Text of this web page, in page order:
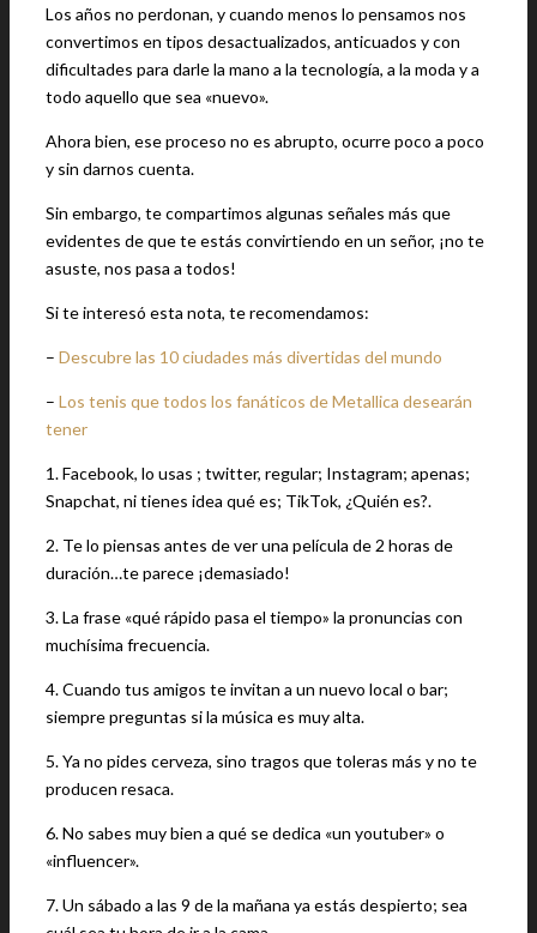
Los años no perdonan, y cuando menos lo pensamos nos
convertimos en tipos desactualizados, anticuados y con
dificultades para darle la mano a la tecnología, a la moda y a
todo aquello que sea «nuevo».
Ahora bien, ese proceso no es abrupto, ocurre poco a poco
y sin darnos cuenta.
Sin embargo, te compartimos algunas señales más que
evidentes de que te estás convirtiendo en un señor, ¡no te
asuste, nos pasa a todos!
Si te interesó esta nota, te recomendamos:
– Descubre las 10 ciudades más divertidas del mundo
– Los tenis que todos los fanáticos de Metallica desearán
tener
1. Facebook, lo usas ; twitter, regular; Instagram; apenas;
Snapchat, ni tienes idea qué es; TikTok, ¿Quién es?.
2. Te lo piensas antes de ver una película de 2 horas de
duración…te parece ¡demasiado!
3. La frase «qué rápido pasa el tiempo» la pronuncias con
muchísima frecuencia.
4. Cuando tus amigos te invitan a un nuevo local o bar;
siempre preguntas si la música es muy alta.
5. Ya no pides cerveza, sino tragos que toleras más y no te
producen resaca.
6. No sabes muy bien a qué se dedica «un youtuber» o
«influencer».
7. Un sábado a las 9 de la mañana ya estás despierto; sea